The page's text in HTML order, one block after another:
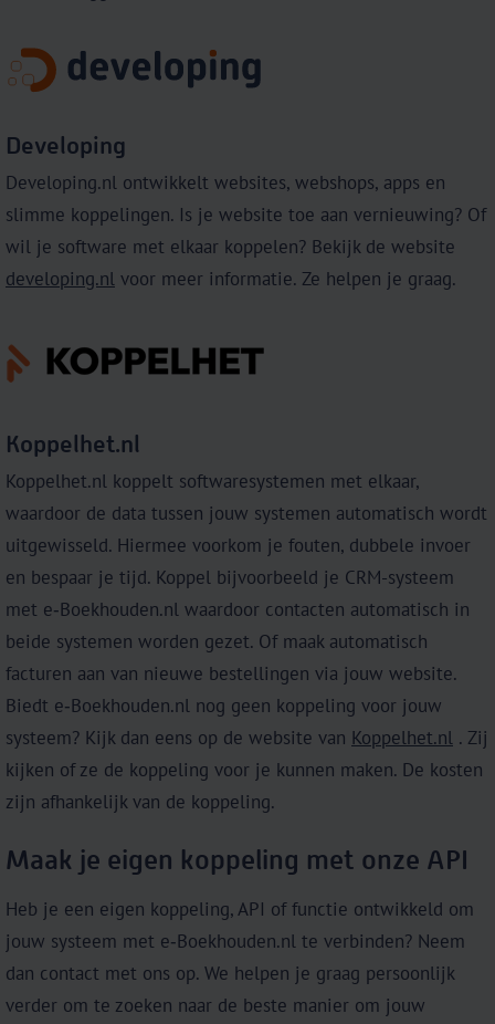
Developing
Developing.nl ontwikkelt websites, webshops, apps en
slimme koppelingen. Is je website toe aan vernieuwing? Of
wil je software met elkaar koppelen? Bekijk de website
developing.nl voor meer informatie. Ze helpen je graag.
Koppelhet.nl
Koppelhet.nl koppelt softwaresystemen met elkaar,
waardoor de data tussen jouw systemen automatisch wordt
uitgewisseld. Hiermee voorkom je fouten, dubbele invoer
en bespaar je tijd. Koppel bijvoorbeeld je CRM-systeem
met e‑Boekhouden.nl waardoor contacten automatisch in
beide systemen worden gezet. Of maak automatisch
facturen aan van nieuwe bestellingen via jouw website.
Biedt e‑Boekhouden.nl nog geen koppeling voor jouw
systeem? Kijk dan eens op de website van Koppelhet.nl . Zij
kijken of ze de koppeling voor je kunnen maken. De kosten
zijn afhankelijk van de koppeling.
Maak je eigen koppeling met onze API
Heb je een eigen koppeling, API of functie ontwikkeld om
jouw systeem met e‑Boekhouden.nl te verbinden? Neem
dan contact met ons op. We helpen je graag persoonlijk
verder om te zoeken naar de beste manier om jouw